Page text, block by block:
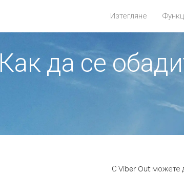
Изтегляне
Как да се
С Viber Out можете